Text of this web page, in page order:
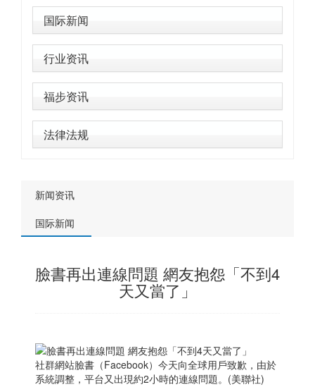
国际新闻
行业资讯
福步资讯
法律法规
新闻资讯
国际新闻
臉書再出連線問題 網友抱怨「不到4
天又當了」
社群網站臉書（Facebook）今天向全球用戶致歉，由於
系統調整，平台又出現約2小時的連線問題。(美聯社)